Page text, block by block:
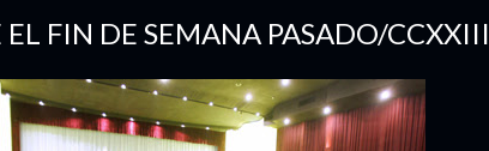
EL FIN DE SEMANA PASADO/CCXXIII